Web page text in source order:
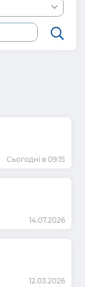
Сьогодні в 09:15
14.07.2026
12.03.2026